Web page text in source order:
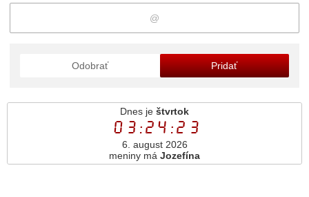
Odobrať Pridať
Dnes je štvrtok
03:24:23
6. august 2026
meniny má Jozefína